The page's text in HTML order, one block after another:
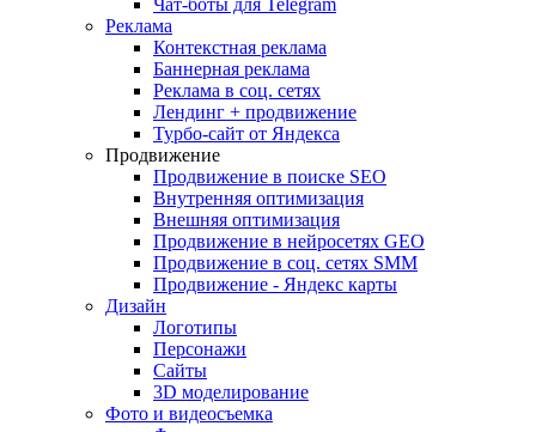
Чат-боты для Telegram
Реклама
Контекстная реклама
Баннерная реклама
Реклама в соц. сетях
Лендинг + продвижение
Турбо-сайт от Яндекса
Продвижение
Продвижение в поиске SEO
Внутренняя оптимизация
Внешняя оптимизация
Продвижение в нейросетях GEO
Продвижение в соц. сетях SMM
Продвижение - Яндекс карты
Дизайн
Логотипы
Персонажи
Сайты
3D моделирование
Фото и видеосъемка